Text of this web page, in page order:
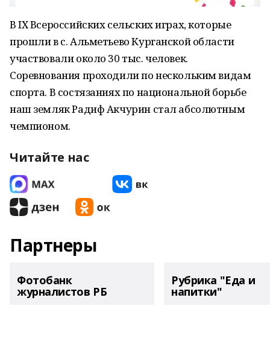
В IХ Всероссийских сельских играх, которые
прошли в с. Альметьево Курганской области
участвовали около 30 тыс. человек.
Соревнования проходили по нескольким видам
спорта. В состязаниях по национальной борьбе
наш земляк Радиф Акчурин стал абсолютным
чемпионом.
Читайте нас
Партнеры
Фотобанк
журналистов РБ
Рубрика "Еда и
напитки"